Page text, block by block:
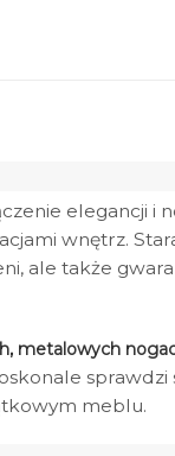
elegancji
wnętrz.
ale także
metalowych
meblu.